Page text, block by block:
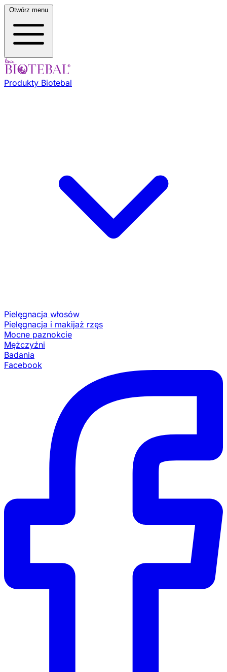
Otwórz menu
Produkty Biotebal
Pielęgnacja włosów
Pielęgnacja i makijaż rzęs
Mocne paznokcie
Mężczyźni
Badania
Facebook